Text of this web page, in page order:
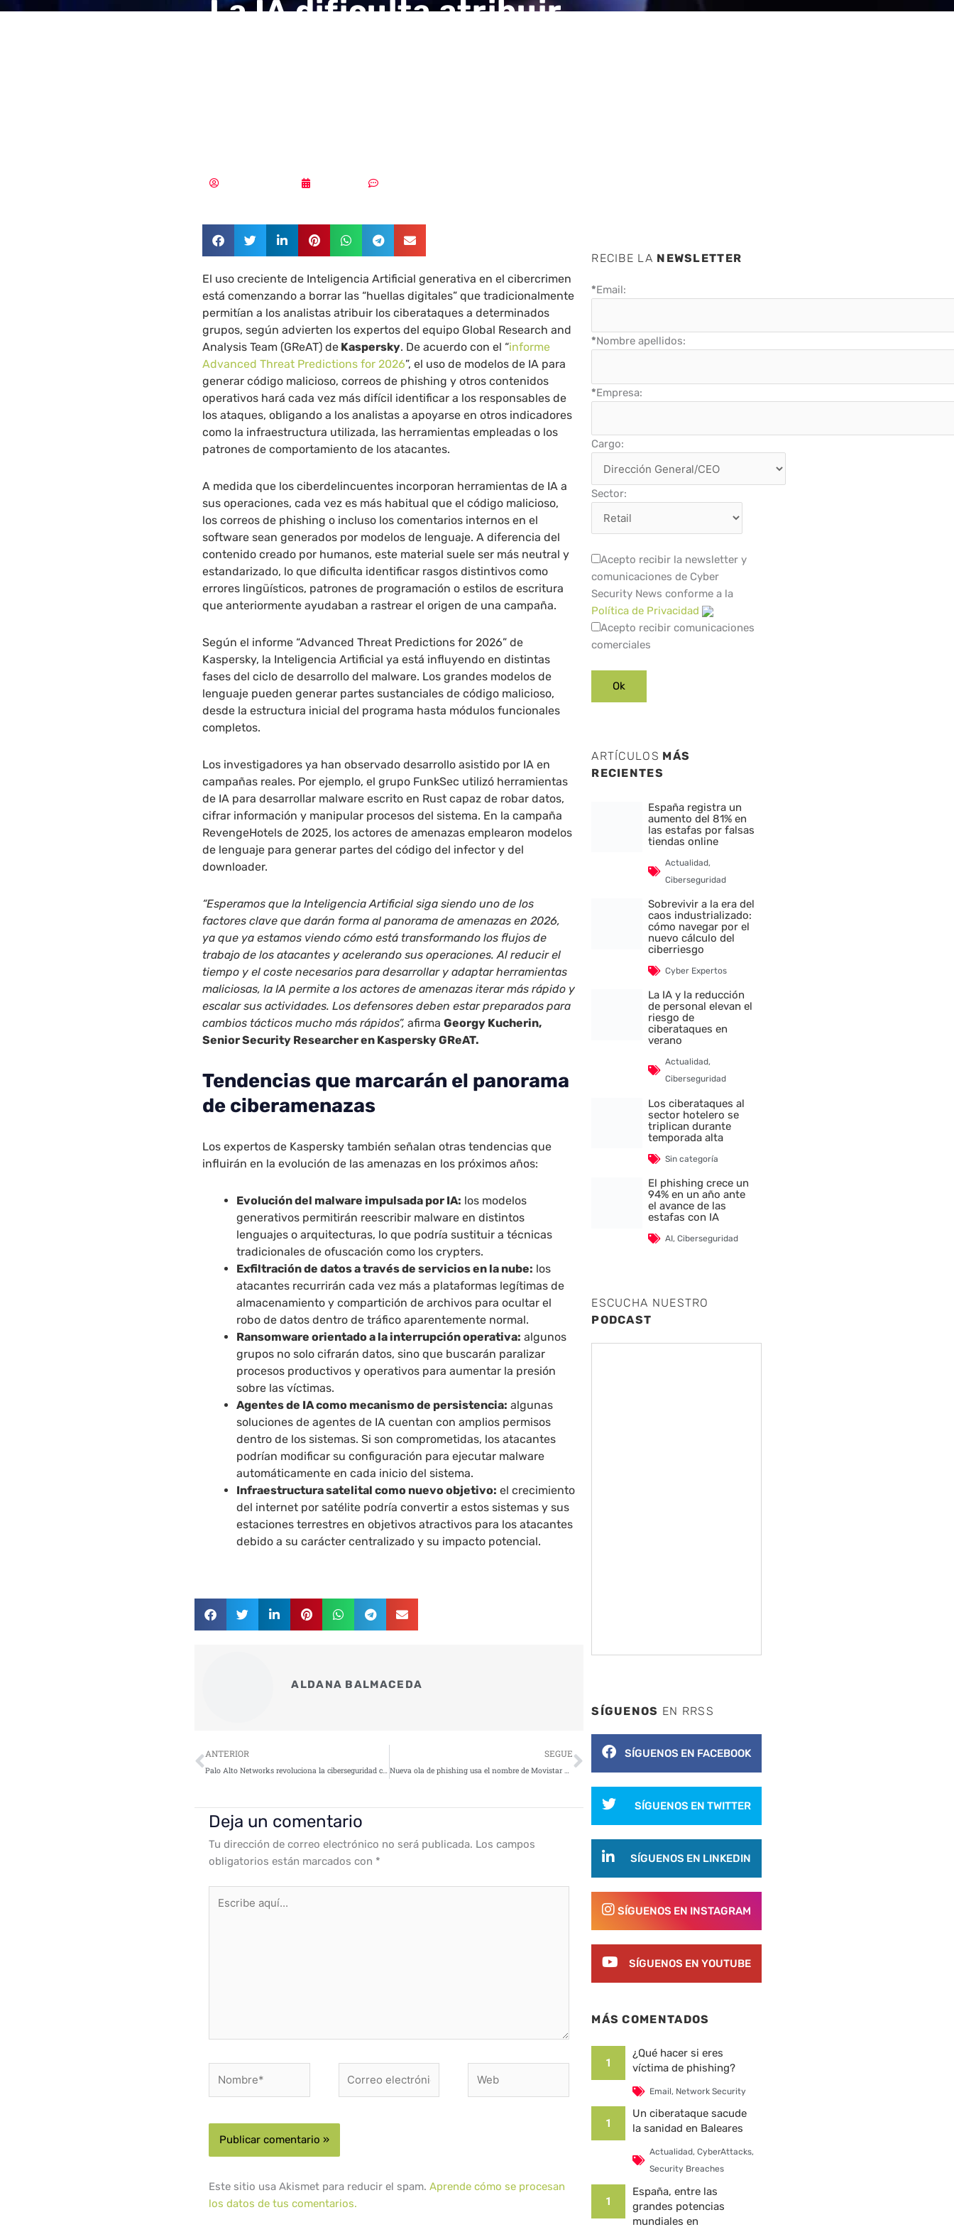
La IA dificulta atribuir
El uso creciente de Inteligencia Artificial generativa en el cibercrimen
está comenzando a borrar las “huellas digitales” que tradicionalmente
permitían a los analistas atribuir los ciberataques a determinados
grupos, según advierten los expertos del equipo Global Research and
Analysis Team (GReAT) de Kaspersky. De acuerdo con el “informe
Advanced Threat Predictions for 2026”, el uso de modelos de IA para
generar código malicioso, correos de phishing y otros contenidos
operativos hará cada vez más difícil identificar a los responsables de
los ataques, obligando a los analistas a apoyarse en otros indicadores
como la infraestructura utilizada, las herramientas empleadas o los
patrones de comportamiento de los atacantes.
A medida que los ciberdelincuentes incorporan herramientas de IA a
sus operaciones, cada vez es más habitual que el código malicioso,
los correos de phishing o incluso los comentarios internos en el
software sean generados por modelos de lenguaje. A diferencia del
contenido creado por humanos, este material suele ser más neutral y
estandarizado, lo que dificulta identificar rasgos distintivos como
errores lingüísticos, patrones de programación o estilos de escritura
que anteriormente ayudaban a rastrear el origen de una campaña.
Según el informe “Advanced Threat Predictions for 2026” de
Kaspersky, la Inteligencia Artificial ya está influyendo en distintas
fases del ciclo de desarrollo del malware. Los grandes modelos de
lenguaje pueden generar partes sustanciales de código malicioso,
desde la estructura inicial del programa hasta módulos funcionales
completos.
Los investigadores ya han observado desarrollo asistido por IA en
campañas reales. Por ejemplo, el grupo FunkSec utilizó herramientas
de IA para desarrollar malware escrito en Rust capaz de robar datos,
cifrar información y manipular procesos del sistema. En la campaña
RevengeHotels de 2025, los actores de amenazas emplearon modelos
de lenguaje para generar partes del código del infector y del
downloader.
“Esperamos que la Inteligencia Artificial siga siendo uno de los
factores clave que darán forma al panorama de amenazas en 2026,
ya que ya estamos viendo cómo está transformando los flujos de
trabajo de los atacantes y acelerando sus operaciones. Al reducir el
tiempo y el coste necesarios para desarrollar y adaptar herramientas
maliciosas, la IA permite a los actores de amenazas iterar más rápido y
escalar sus actividades. Los defensores deben estar preparados para
cambios tácticos mucho más rápidos”,afirmaGeorgy Kucherin,
Senior Security Researcher en Kaspersky GReAT.
Tendencias que marcarán el panorama
de ciberamenazas
Los expertos de Kaspersky también señalan otras tendencias que
influirán en la evolución de las amenazas en los próximos años:
Evolución del malware impulsada por IA: los modelos
generativos permitirán reescribir malware en distintos
lenguajes o arquitecturas, lo que podría sustituir a técnicas
tradicionales de ofuscación como los crypters.
Exfiltración de datos a través de servicios en la nube: los
atacantes recurrirán cada vez más a plataformas legítimas de
almacenamiento y compartición de archivos para ocultar el
robo de datos dentro de tráfico aparentemente normal.
Ransomware orientado a la interrupción operativa: algunos
grupos no solo cifrarán datos, sino que buscarán paralizar
procesos productivos y operativos para aumentar la presión
sobre las víctimas.
Agentes de IA como mecanismo de persistencia: algunas
soluciones de agentes de IA cuentan con amplios permisos
dentro de los sistemas. Si son comprometidas, los atacantes
podrían modificar su configuración para ejecutar malware
automáticamente en cada inicio del sistema.
Infraestructura satelital como nuevo objetivo: el crecimiento
del internet por satélite podría convertir a estos sistemas y sus
estaciones terrestres en objetivos atractivos para los atacantes
debido a su carácter centralizado y su impacto potencial.
ALDANA BALMACEDA
Ant
ANTERIOR
Palo Alto Networks revoluciona la ciberseguridad con nuevas soluciones para la era de la IA
SEGUE
Nueva ola de phishing usa el nombre de Movistar para propagar troyanos
Siguiente
Deja un comentario
Tu dirección de correo electrónico no será publicada. Los campos
obligatorios están marcados con *
aquí...
electrónico*
Este sitio usa Akismet para reducir el spam.Aprende cómo se procesan
los datos de tus comentarios.
RECIBE LA NEWSLETTER
*Email:
*Nombre apellidos:
*Empresa:
Cargo:
Sector:
Acepto recibir la newsletter y
comunicaciones de Cyber
Security News conforme a la
Política de Privacidad
Acepto recibir comunicaciones
comerciales
ARTÍCULOS MÁS
RECIENTES
España registra un
aumento del 81% en
las estafas por falsas
tiendas online
Actualidad,
Ciberseguridad
Sobrevivir a la era del
caos industrializado:
cómo navegar por el
nuevo cálculo del
ciberriesgo
Cyber Expertos
La IA y la reducción
de personal elevan el
riesgo de
ciberataques en
verano
Actualidad,
Ciberseguridad
Los ciberataques al
sector hotelero se
triplican durante
temporada alta
Sin categoría
El phishing crece un
94% en un año ante
el avance de las
estafas con IA
AI,Ciberseguridad
ESCUCHA NUESTRO
PODCAST
SÍGUENOS EN RRSS
SÍGUENOS EN FACEBOOK
SÍGUENOS EN TWITTER
SÍGUENOS EN LINKEDIN
SÍGUENOS EN INSTAGRAM
SÍGUENOS EN YOUTUBE
MÁS COMENTADOS
1
¿Qué hacer si eres
víctima de phishing?
Email, Network Security
1
Un ciberataque sacude
la sanidad en Baleares
Actualidad, CyberAttacks,
Security Breaches
1
España, entre las
grandes potencias
mundiales en